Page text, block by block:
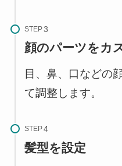
STEP
顔のパーツをカ
目、鼻、口などの
て調整します。
STEP
髪型を設定